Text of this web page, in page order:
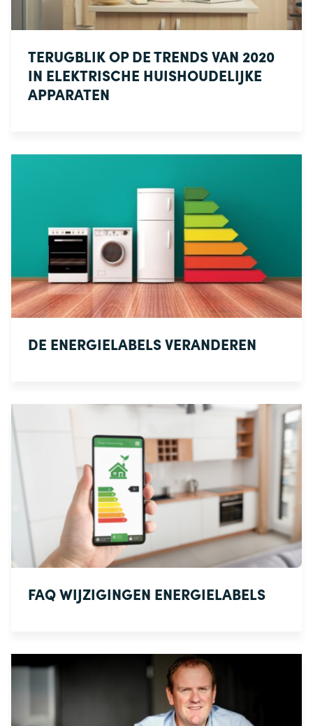
TERUGBLIK OP DE TRENDS VAN 2020
IN ELEKTRISCHE HUISHOUDELIJKE
APPARATEN
DE ENERGIELABELS VERANDEREN
FAQ WIJZIGINGEN ENERGIELABELS